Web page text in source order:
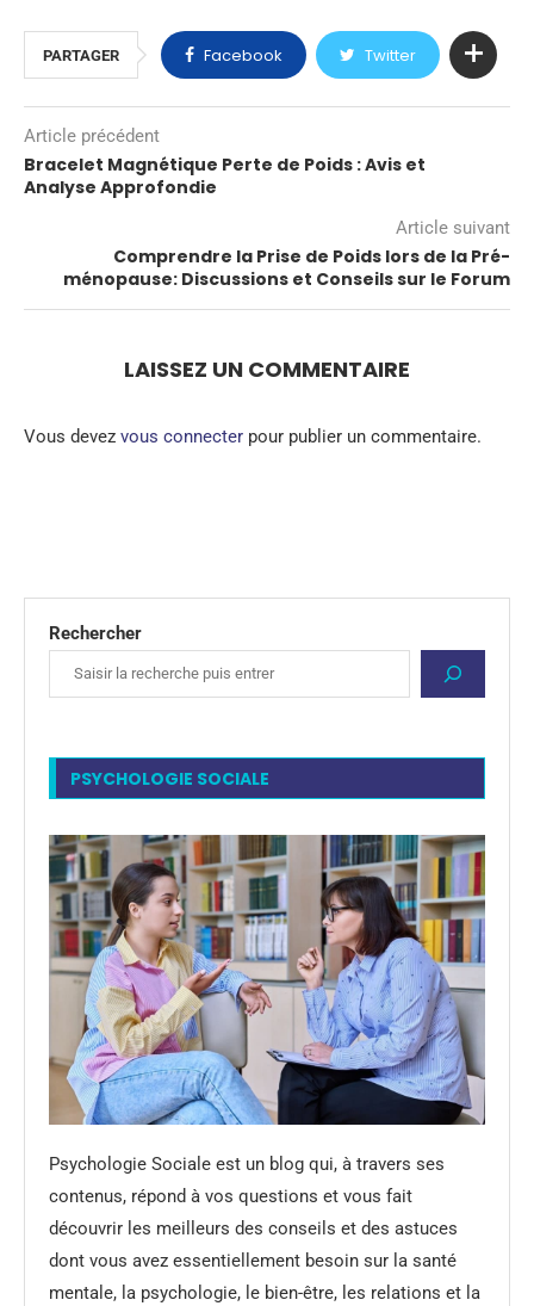
PARTAGER Facebook Twitter
Article précédent
Bracelet Magnétique Perte de Poids : Avis et
Analyse Approfondie
Article suivant
Comprendre la Prise de Poids lors de la Pré-
ménopause: Discussions et Conseils sur le Forum
LAISSEZ UN COMMENTAIRE
Vous devez vous connecter pour publier un commentaire.
Rechercher
PSYCHOLOGIE SOCIALE
Psychologie Sociale est un blog qui, à travers ses
contenus, répond à vos questions et vous fait
découvrir les meilleurs des conseils et des astuces
dont vous avez essentiellement besoin sur la santé
mentale, la psychologie, le bien-être, les relations et la